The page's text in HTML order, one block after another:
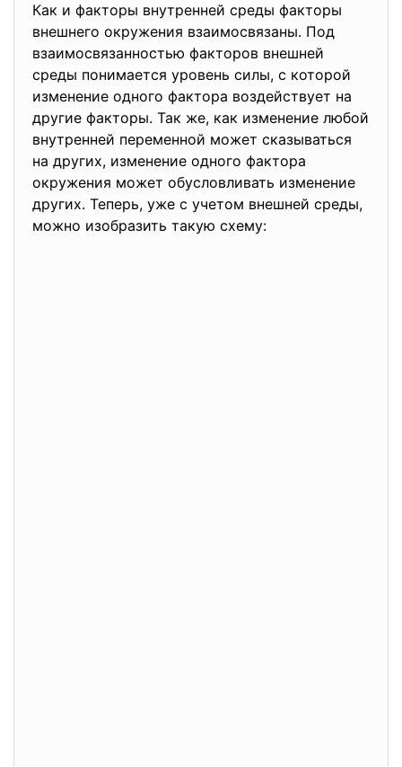
Как и факторы внутренней среды факторы
внешнего окружения взаимосвязаны. Под
взаимосвязанностью факторов внешней
среды понимается уровень силы, с которой
изменение одного фактора воздействует на
другие факторы. Так же, как изменение любой
внутренней переменной может сказываться
на других, изменение одного фактора
окружения может обусловливать изменение
других. Теперь, уже с учетом внешней среды,
можно изобразить такую схему: